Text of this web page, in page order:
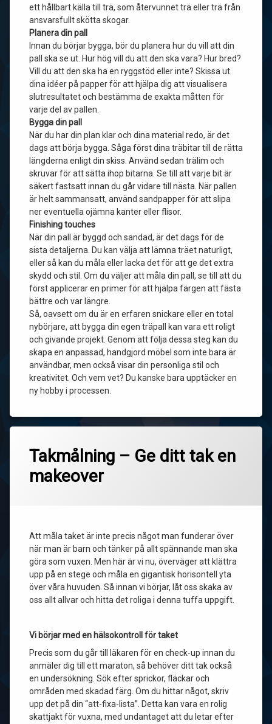
ett hållbart källa till trä, som återvunnet trä eller trä från
ansvarsfullt skötta skogar.
Planera din pall
Innan du börjar bygga, bör du planera hur du vill att din
pall ska se ut. Hur hög vill du att den ska vara? Hur bred?
Vill du att den ska ha en ryggstöd eller inte? Skissa ut
dina idéer på papper för att hjälpa dig att visualisera
slutresultatet och bestämma de exakta måtten för
varje del av pallen.
Bygga din pall
När du har din plan klar och dina material redo, är det
dags att börja bygga. Såga först dina träbitar till de rätta
längderna enligt din skiss. Använd sedan trälim och
skruvar för att sätta ihop bitarna. Se till att varje bit är
säkert fastsatt innan du går vidare till nästa. När pallen
är helt sammansatt, använd sandpapper för att slipa
ner eventuella ojämna kanter eller flisor.
Finishing touches
När din pall är byggd och sandad, är det dags för de
sista detaljerna. Du kan välja att lämna träet naturligt,
eller så kan du måla eller lacka det för att ge det extra
skydd och stil. Om du väljer att måla din pall, se till att du
först applicerar en primer för att hjälpa färgen att fästa
bättre och var längre.
Så, oavsett om du är en erfaren snickare eller en total
nybörjare, att bygga din egen träpall kan vara ett roligt
och givande projekt. Genom att följa dessa steg kan du
skapa en anpassad, handgjord möbel som inte bara är
användbar, men också visar din personliga stil och
kreativitet. Och vem vet? Du kanske bara upptäcker en
ny hobby i processen.
Takmålning – Ge ditt tak en
makeover
Att måla taket är inte precis något man funderar över
när man är barn och tänker på allt spännande man ska
göra som vuxen. Men här är vi nu, överväger att klättra
upp på en stege och måla en gigantisk horisontell yta
över våra huvuden. Så innan vi börjar, låt oss skaka av
oss allt allvar och hitta det roliga i denna tuffa uppgift.
Vi börjar med en hälsokontroll för taket
Precis som du går till läkaren för en check-up innan du
anmäler dig till ett maraton, så behöver ditt tak också
en undersökning. Sök efter sprickor, fläckar och
områden med skadad färg. Om du hittar något, skriv
upp det på din “att-fixa-lista”. Detta kan vara en rolig
skattjakt för vuxna, med undantaget att du letar efter